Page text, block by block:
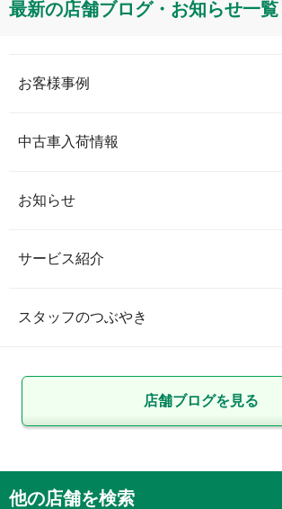
最新の店舗ブログ・お知らせ一覧
お客様事例
中古車入荷情報
お知らせ
サービス紹介
スタッフのつぶやき
店舗ブログを見る
他の店舗を検索